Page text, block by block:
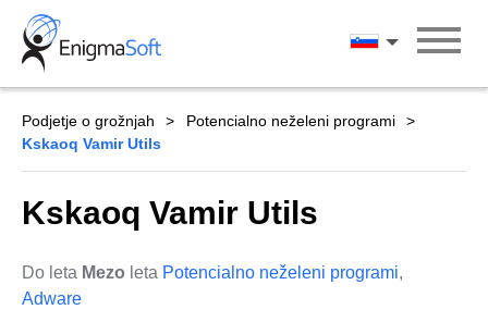
Skip
content
Slovenščina
Podjetje o grožnjah
Potencialno neželeni programi
Kskaoq Vamir Utils
Kskaoq Vamir Utils
Do leta Mezo leta Potencialno neželeni programi,
Adware